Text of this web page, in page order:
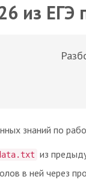
из ЕГЭ
знаний по
из
в ней через